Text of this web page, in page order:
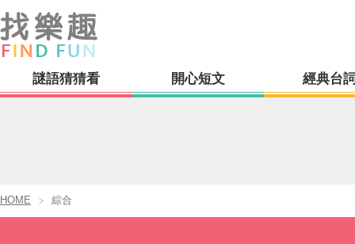
謎語猜猜看 開心短文 經典台
HOME 綜合